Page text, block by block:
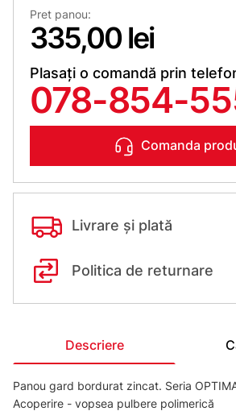
Pret panou:
335,00 lei
Plasați o comandă prin
078-854-
Comanda
Livrare și plată
Politica de returnare
Descriere
Panou gard bordurat zincat. Seria
Acoperire - vopsea pulbere polimerică